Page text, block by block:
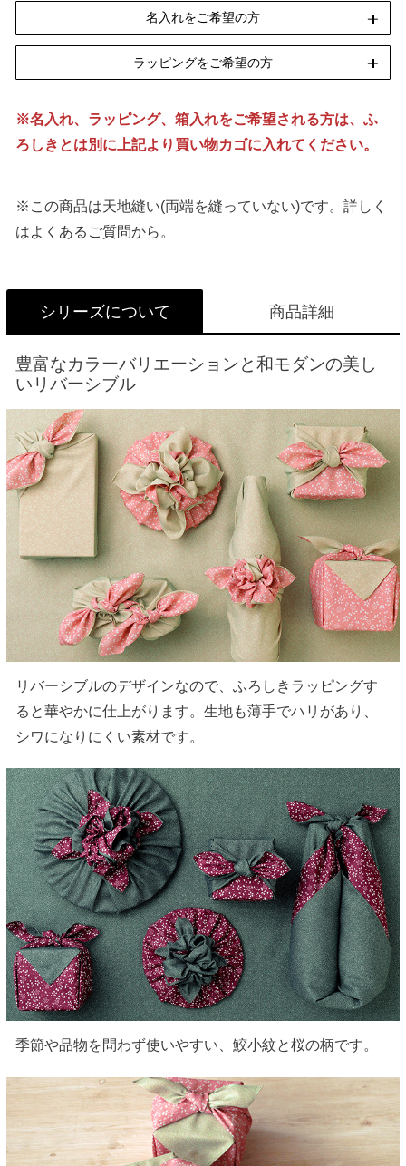
名入れをご希望の方
ラッピングをご希望の方
[無料]
[無料]
[有料]
ラッピングについて詳しくはこちら
※名入れ、ラッピング、箱入れをご希望される方は、ふ
ろしきとは別に上記より買い物カゴに入れてください。
※この商品は天地縫い(両端を縫っていない)です。詳しく
はよくあるご質問から。
シリーズについて 商品詳細
豊富なカラーバリエーションと和モダンの美し
いリバーシブル
リバーシブルのデザインなので、ふろしきラッピングす
ると華やかに仕上がります。生地も薄手でハリがあり、
シワになりにくい素材です。
季節や品物を問わず使いやすい、鮫小紋と桜の柄です。